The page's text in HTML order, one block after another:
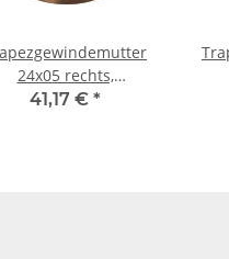
24x05 rechts,
einbaufertige
41,17 € *